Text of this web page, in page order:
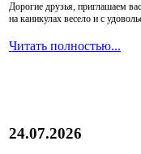
Дорогие друзья, приглашаем
на каникулах весело и с
Читать полностью...
24.07.2026